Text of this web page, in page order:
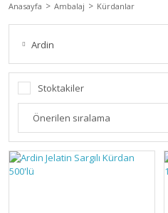
Anasayfa Ambalaj Kürdanlar
Ardin
Stoktakiler